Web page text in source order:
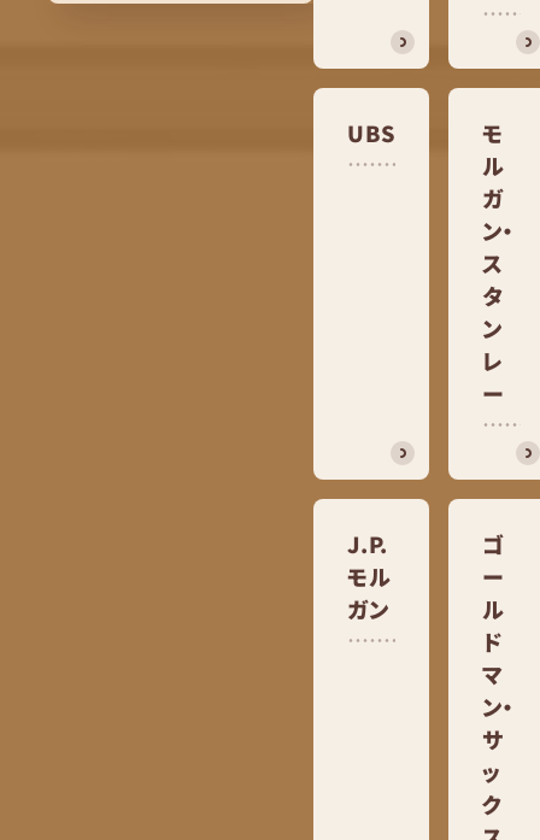
UBS
モ
ル
ガ
ン・
ス
タ
ン
レ
ー
J.P.
モル
ガン
ゴ
ー
ル
ド
マ
ン・
サ
ッ
ク